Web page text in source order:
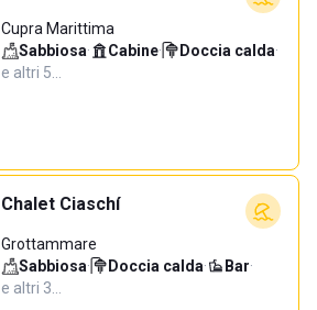
Cupra Marittima
Sabbiosa· Cabine· Doccia calda·
e altri 5…
Chalet Ciaschí
Grottammare
Sabbiosa· Doccia calda· Bar·
e altri 3…